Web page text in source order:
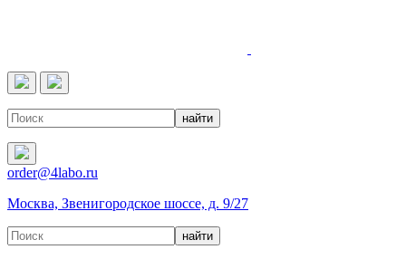
order@4labo.ru
Москва, Звенигородское шоссе, д. 9/27